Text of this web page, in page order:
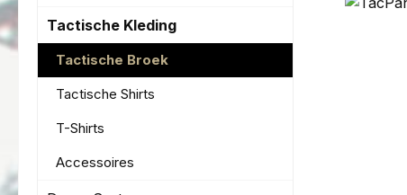
Tactische Kleding
Tactische Broek
Tactische Shirts
T-Shirts
Accessoires